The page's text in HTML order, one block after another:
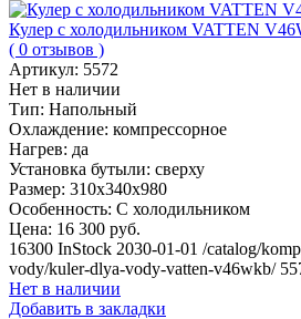
Кулер с холодильником VATTEN
( 0 отзывов )
Артикул: 5572
Нет в наличии
Тип: Напольный
Охлаждение: компрессорное
Нагрев: да
Установка бутыли: сверху
Размер: 310х340х980
Особенность: С холодильником
Цена: 16 300 руб.
16300 InStock 2030-01-01 /catalog/
vody/kuler-dlya-vody-vatten-v46wkb/
Нет в наличии
Добавить в закладки